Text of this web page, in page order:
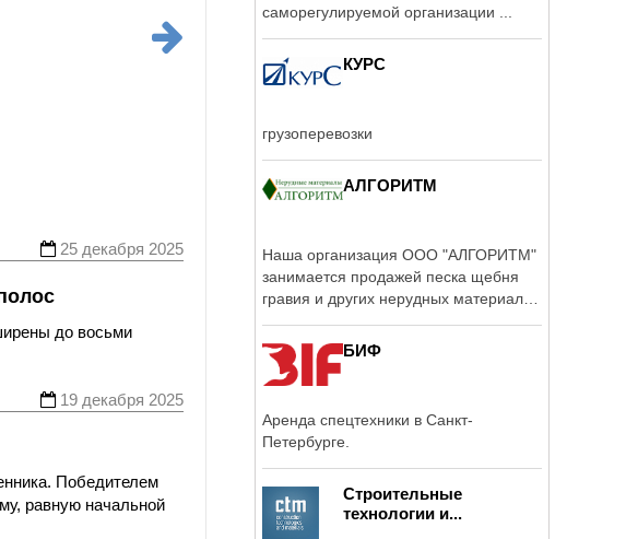
25 декабря 2025
до восьми
19 декабря 2025
Победителем
равную начальной
саморегулируемой организации ...
КУРС
грузоперевозки
АЛГОРИТМ
Наша организация ООО "АЛГОРИТМ"
занимается продажей песка щебня
гравия и других нерудных материалов
БИФ
Аренда спецтехники в Санкт-
Петербурге.
Строительные
технологии и...